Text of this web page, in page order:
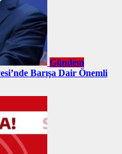
Gündem
Barışa Dair Önemli